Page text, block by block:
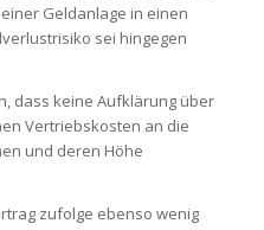
Geldanlage in einen
sei hingegen
dass keine Aufklärung über
Vertriebskosten an die
und deren Höhe
zufolge ebenso wenig